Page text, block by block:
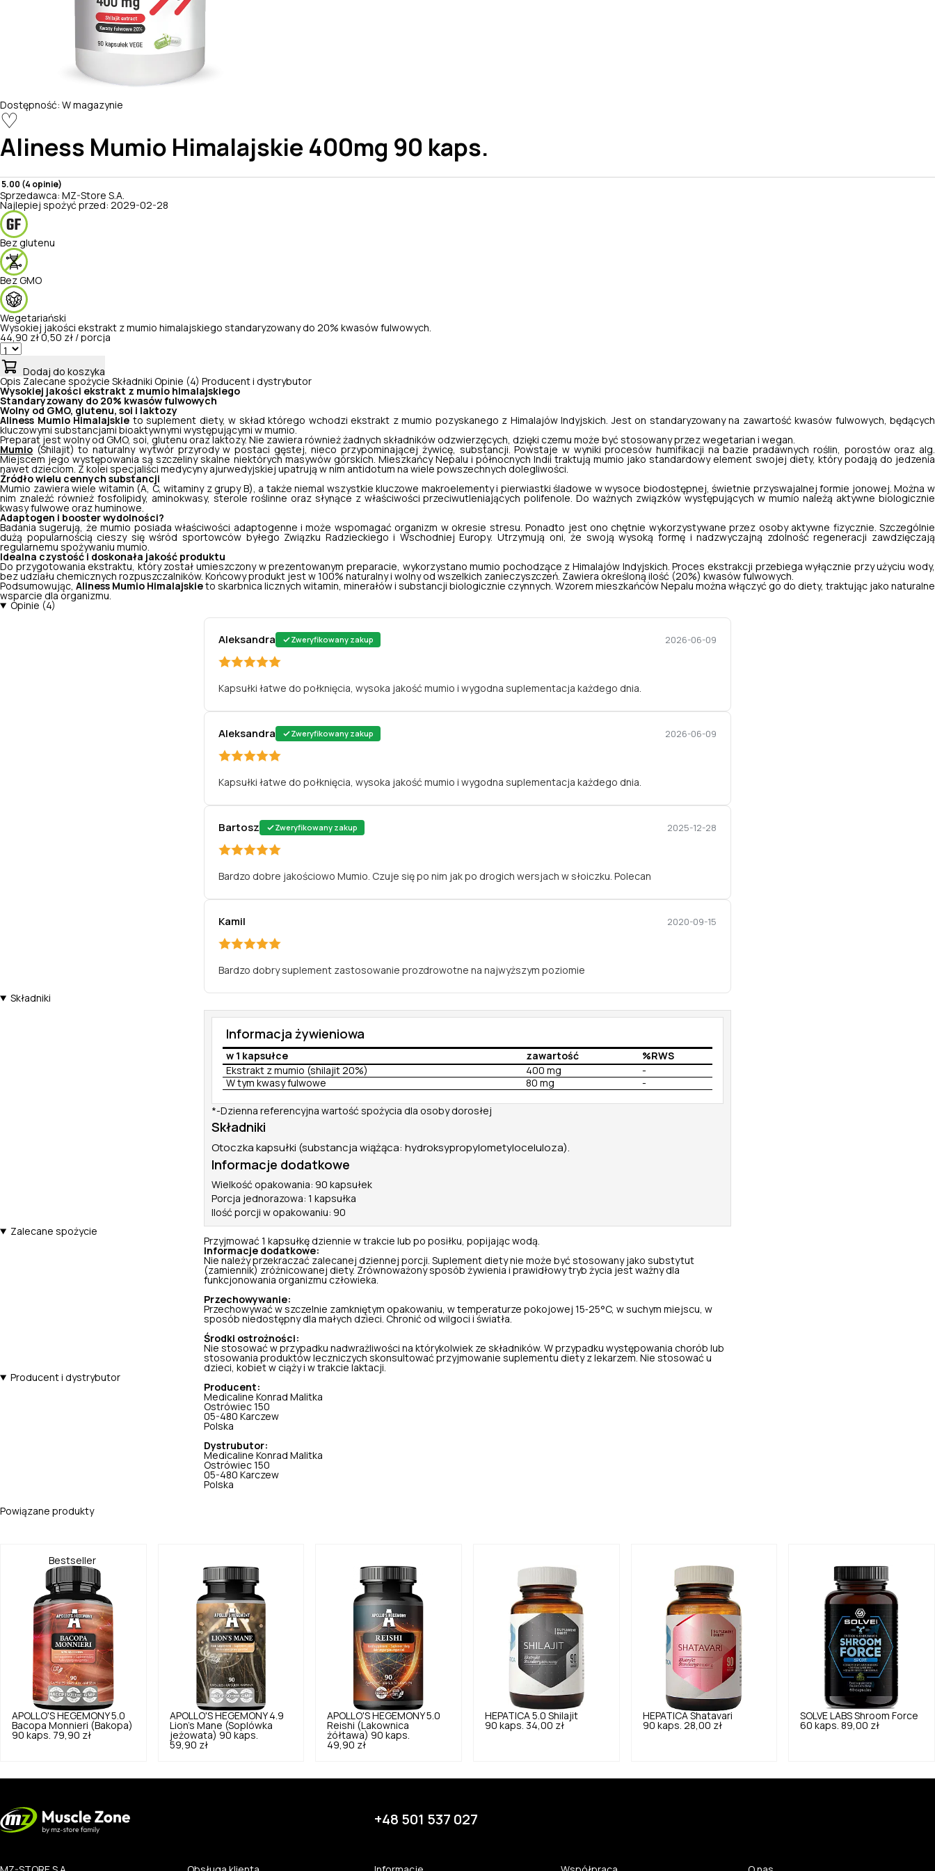
Dostępność: W magazynie
♡
Aliness Mumio Himalajskie 400mg 90 kaps.
5.00 (4 opinie)
Sprzedawca: MZ-Store S.A.
Najlepiej spożyć przed: 2029-02-28
Bez glutenu
Bez GMO
Wegetariański
Wysokiej jakości ekstrakt z mumio himalajskiego standaryzowany do 20% kwasów fulwowych.
44,90 zł 0,50 zł / porcja
Dodaj do koszyka
Opis Zalecane spożycie Składniki Opinie (4) Producent i dystrybutor
Wysokiej jakości ekstrakt z mumio himalajskiego
Standaryzowany do 20% kwasów fulwowych
Wolny od GMO, glutenu, soi i laktozy
Aliness Mumio Himalajskie to suplement diety, w skład którego wchodzi ekstrakt z mumio pozyskanego z Himalajów Indyjskich. Jest on standaryzowany na zawartość kwasów fulwowych, będących
kluczowymi substancjami bioaktywnymi występującymi w mumio.
Preparat jest wolny od GMO, soi, glutenu oraz laktozy. Nie zawiera również żadnych składników odzwierzęcych, dzięki czemu może być stosowany przez wegetarian i wegan.
Mumio (Shilajit) to naturalny wytwór przyrody w postaci gęstej, nieco przypominającej żywicę, substancji. Powstaje w wyniki procesów humifikacji na bazie pradawnych roślin, porostów oraz alg.
Miejscem jego występowania są szczeliny skalne niektórych masywów górskich. Mieszkańcy Nepalu i północnych Indii traktują mumio jako standardowy element swojej diety, który podają do jedzenia
nawet dzieciom. Z kolei specjaliści medycyny ajurwedyjskiej upatrują w nim antidotum na wiele powszechnych dolegliwości.
Źródło wielu cennych substancji
Mumio zawiera wiele witamin (A, C, witaminy z grupy B), a także niemal wszystkie kluczowe makroelementy i pierwiastki śladowe w wysoce biodostępnej, świetnie przyswajalnej formie jonowej. Można w
nim znaleźć również fosfolipidy, aminokwasy, sterole roślinne oraz słynące z właściwości przeciwutleniających polifenole. Do ważnych związków występujących w mumio należą aktywne biologicznie
kwasy fulwowe oraz huminowe.
Adaptogen i booster wydolności?
Badania sugerują, że mumio posiada właściwości adaptogenne i może wspomagać organizm w okresie stresu. Ponadto jest ono chętnie wykorzystywane przez osoby aktywne fizycznie. Szczególnie
dużą popularnością cieszy się wśród sportowców byłego Związku Radzieckiego i Wschodniej Europy. Utrzymują oni, że swoją wysoką formę i nadzwyczajną zdolność regeneracji zawdzięczają
regularnemu spożywaniu mumio.
Idealna czystość i doskonała jakość produktu
Do przygotowania ekstraktu, który został umieszczony w prezentowanym preparacie, wykorzystano mumio pochodzące z Himalajów Indyjskich. Proces ekstrakcji przebiega wyłącznie przy użyciu wody,
bez udziału chemicznych rozpuszczalników. Końcowy produkt jest w 100% naturalny i wolny od wszelkich zanieczyszczeń. Zawiera określoną ilość (20%) kwasów fulwowych.
Podsumowując, Aliness Mumio Himalajskie to skarbnica licznych witamin, minerałów i substancji biologicznie czynnych. Wzorem mieszkańców Nepalu można włączyć go do diety, traktując jako naturalne
wsparcie dla organizmu.
Opinie (4)
Aleksandra Zweryfikowany zakup 2026-06-09
Kapsułki łatwe do połknięcia, wysoka jakość mumio i wygodna suplementacja każdego dnia.
Aleksandra Zweryfikowany zakup 2026-06-09
Kapsułki łatwe do połknięcia, wysoka jakość mumio i wygodna suplementacja każdego dnia.
Bartosz Zweryfikowany zakup 2025-12-28
Bardzo dobre jakościowo Mumio. Czuje się po nim jak po drogich wersjach w słoiczku. Polecan
Kamil 2020-09-15
Bardzo dobry suplement zastosowanie prozdrowotne na najwyższym poziomie
Składniki
Informacja żywieniowa
w 1 kapsułce zawartość
%RWS
Ekstrakt z mumio (shilajit 20%)
400 mg
-
W tym kwasy fulwowe
80 mg -
*-Dzienna referencyjna wartość spożycia dla osoby dorosłej
Składniki
Otoczka kapsułki (substancja wiążąca: hydroksypropylometyloceluloza).
Informacje dodatkowe
Wielkość opakowania: 90 kapsułek
Porcja jednorazowa: 1 kapsułka
Ilość porcji w opakowaniu: 90
Zalecane spożycie
Przyjmować 1 kapsułkę dziennie w trakcie lub po posiłku, popijając wodą.
Informacje dodatkowe:
Nie należy przekraczać zalecanej dziennej porcji. Suplement diety nie może być stosowany jako substytut
(zamiennik) zróżnicowanej diety. Zrównoważony sposób żywienia i prawidłowy tryb życia jest ważny dla
funkcjonowania organizmu człowieka.
Przechowywanie:
Przechowywać w szczelnie zamkniętym opakowaniu, w temperaturze pokojowej 15‑25°C, w suchym miejscu, w
sposób niedostępny dla małych dzieci. Chronić od wilgoci i światła.
Środki ostrożności:
Nie stosować w przypadku nadwrażliwości na którykolwiek ze składników. W przypadku występowania chorób lub
stosowania produktów leczniczych skonsultować przyjmowanie suplementu diety z lekarzem. Nie stosować u
dzieci, kobiet w ciąży i w trakcie laktacji.
Producent i dystrybutor
Producent:
Medicaline Konrad Malitka
Ostrówiec 150
05-480 Karczew
Polska
Dystrubutor:
Medicaline Konrad Malitka
Ostrówiec 150
05-480 Karczew
Polska
Powiązane produkty
Bestseller
APOLLO'S HEGEMONY 5.0
Bacopa Monnieri (Bakopa)
90 kaps. 79,90 zł
APOLLO'S HEGEMONY 4.9
Lion's Mane (Soplówka
jeżowata) 90 kaps.
59,90 zł
APOLLO'S HEGEMONY 5.0
Reishi (Lakownica
żółtawa) 90 kaps.
49,90 zł
HEPATICA 5.0 Shilajit
90 kaps. 34,00 zł
HEPATICA Shatavari
90 kaps. 28,00 zł
SOLVE LABS Shroom Force
60 kaps. 89,00 zł
+48 501 537 027